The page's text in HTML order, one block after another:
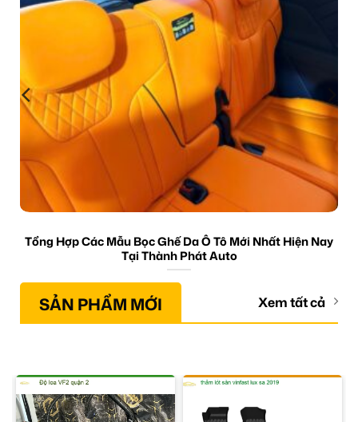
Tổng Hợp Các Mẫu Bọc Ghế Da Ô Tô Mới Nhất Hiện Nay
Tại Thành Phát Auto
SẢN PHẨM MỚI Xem tất cả